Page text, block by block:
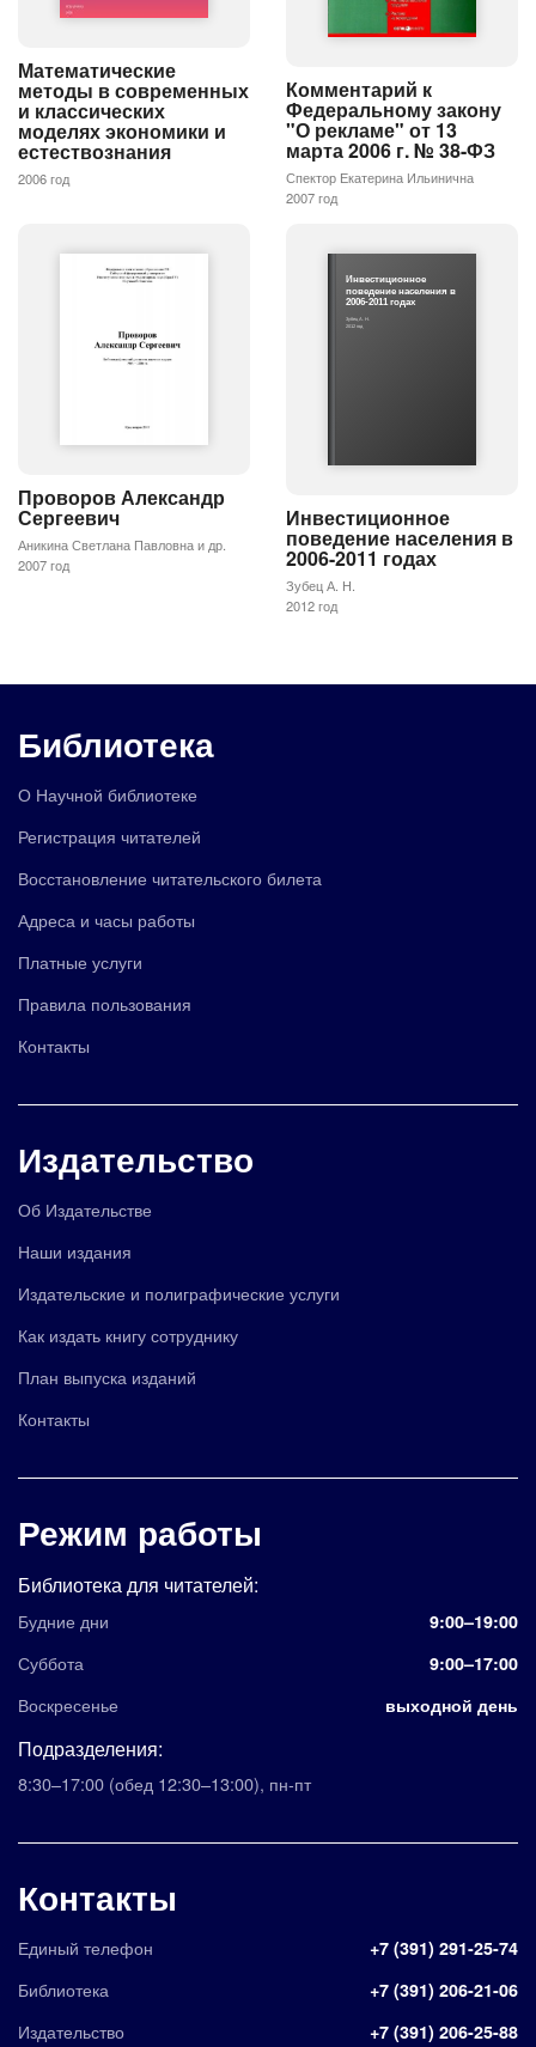
Математические
методы в современных
и классических
моделях экономики и
естествознания
2006 год
Комментарий к
Федеральному закону
"О рекламе" от 13
марта 2006 г. № 38-ФЗ
Спектор Екатерина Ильинична
2007 год
Проворов Александр
Сергеевич
Аникина Светлана Павловна и др.
2007 год
Инвестиционное
поведение населения в
2006-2011 годах
Зубец А. Н.
2012 год
Инвестиционное
поведение населения в
2006-2011 годах
Зубец А. Н.
2012 год
Библиотека
О Научной библиотеке
Регистрация читателей
Восстановление читательского билета
Адреса и часы работы
Платные услуги
Правила пользования
Контакты
Издательство
Об Издательстве
Наши издания
Издательские и полиграфические услуги
Как издать книгу сотруднику
План выпуска изданий
Контакты
Режим работы
Библиотека для читателей:
Будние дни 9:00–19:00
Суббота 9:00–17:00
Воскресенье выходной день
Подразделения:
8:30–17:00 (обед 12:30–13:00), пн-пт
Контакты
Единый телефон +7 (391) 291-25-74
Библиотека +7 (391) 206-21-06
Издательство +7 (391) 206-25-88